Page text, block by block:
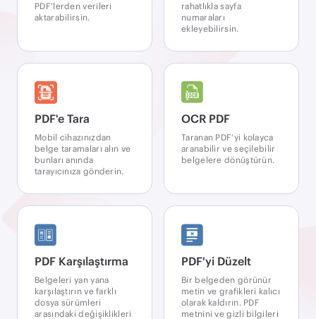
PDF'lerden verileri
aktarabilirsin.
rahatlıkla sayfa
numaraları
ekleyebilirsin.
PDF'e Tara
Mobil cihazınızdan
belge taramaları alın ve
bunları anında
tarayıcınıza gönderin.
OCR PDF
Taranan PDF'yi kolayca
aranabilir ve seçilebilir
belgelere dönüştürün.
PDF Karşılaştırma
Belgeleri yan yana
karşılaştırın ve farklı
dosya sürümleri
arasındaki değişiklikleri
PDF'yi Düzelt
Bir belgeden görünür
metin ve grafikleri kalıcı
olarak kaldırın. PDF
metnini ve gizli bilgileri